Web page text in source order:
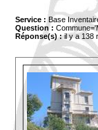
Service : Base
Question :
Réponse(s) :il y a 138